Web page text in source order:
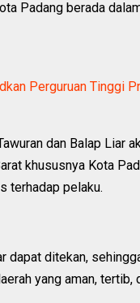
Padang berada
Perguruan Tinggi
dan Balap Liar
khususnya Kota
terhadap pelaku.
dapat ditekan,
yang aman, tertib,